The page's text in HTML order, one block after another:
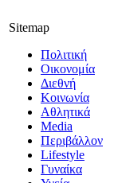
Sitemap
Πολιτική
Οικονομία
Διεθνή
Κοινωνία
Αθλητικά
Media
Περιβάλλον
Lifestyle
Γυναίκα